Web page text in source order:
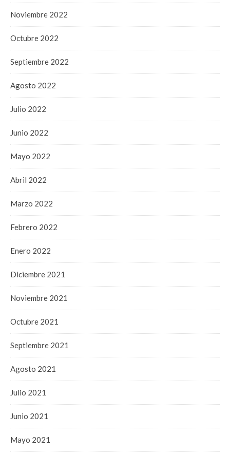
Noviembre 2022
Octubre 2022
Septiembre 2022
Agosto 2022
Julio 2022
Junio 2022
Mayo 2022
Abril 2022
Marzo 2022
Febrero 2022
Enero 2022
Diciembre 2021
Noviembre 2021
Octubre 2021
Septiembre 2021
Agosto 2021
Julio 2021
Junio 2021
Mayo 2021